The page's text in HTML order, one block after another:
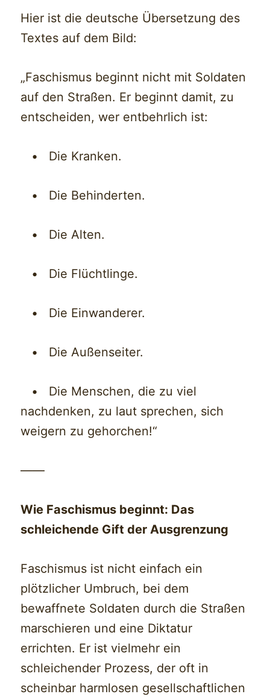
Hier ist die deutsche Übersetzung des
Textes auf dem Bild:
„Faschismus beginnt nicht mit Soldaten
auf den Straßen. Er beginnt damit, zu
entscheiden, wer entbehrlich ist:
• Die Kranken.
• Die Behinderten.
• Die Alten.
• Die Flüchtlinge.
• Die Einwanderer.
• Die Außenseiter.
• Die Menschen, die zu viel
nachdenken, zu laut sprechen, sich
weigern zu gehorchen!“
——
Wie Faschismus beginnt: Das
schleichende Gift der Ausgrenzung
Faschismus ist nicht einfach ein
plötzlicher Umbruch, bei dem
bewaffnete Soldaten durch die Straßen
marschieren und eine Diktatur
errichten. Er ist vielmehr ein
schleichender Prozess, der oft in
scheinbar harmlosen gesellschaftlichen